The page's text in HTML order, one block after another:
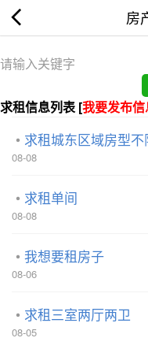
房
求租信息列表 [我要发布信
求租城东区域房型
08-08
求租单间
08-08
我想要租房子
08-06
求租三室两厅两卫
08-05